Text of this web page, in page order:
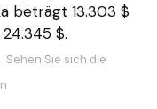
beträgt 13.303 $
$.
Sehen Sie sich die